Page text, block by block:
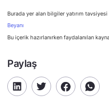
Burada yer alan bilgiler yatırım
Beyanı
Bu içerik hazırlanırken faydalanılan
Paylaş